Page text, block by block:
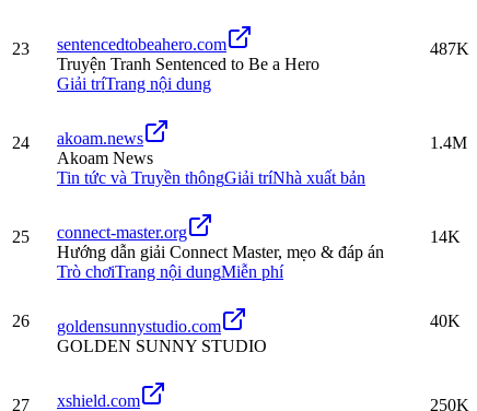
23
sentencedtobeahero.com
Truyện Tranh Sentenced to Be a Hero
Giải tríTrang nội dung
487K
24
akoam.news
Akoam News
Tin tức và Truyền thôngGiải tríNhà xuất bản
1.4M
25
connect-master.org
Hướng dẫn giải Connect Master, mẹo & đáp án
Trò chơiTrang nội dungMiễn phí
14K
26
goldensunnystudio.com
GOLDEN SUNNY STUDIO
40K
27
xshield.com
250K